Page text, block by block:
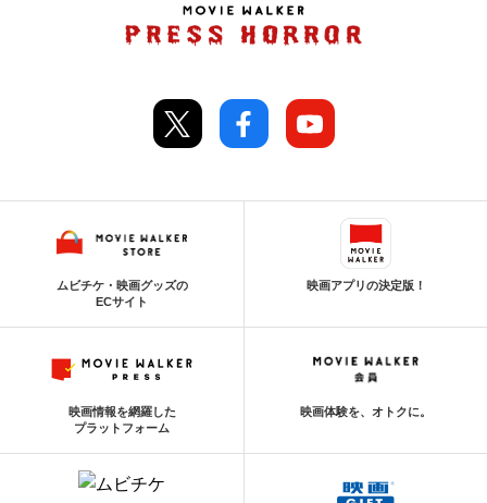
ムビチケ・映画グッズの
ECサイト
映画アプリの決定版！
映画情報を網羅した
プラットフォーム
映画体験を、オトクに。